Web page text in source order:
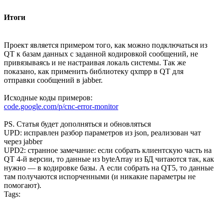
Итоги
Проект является примером того, как можно подключаться из
QT к базам данных с заданной кодировкой сообщений, не
привязываясь и не настраивая локаль системы. Так же
показано, как применить библиотеку qxmpp в QT для
отправки сообщений в jabber.
Исходные коды примеров:
code.google.com/p/cnc-error-monitor
PS. Статья будет дополняться и обновляться
UPD: исправлен разбор параметров из json, реализован чат
через jabber
UPD2: странное замечание: если собрать клиентскую часть на
QT 4-й версии, то данные из byteArray из БД читаются так, как
нужно — в кодировке базы. А если собрать на QT5, то данные
там получаются испорченными (и никакие параметры не
помогают).
Tags: